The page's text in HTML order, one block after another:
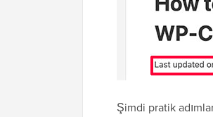
Şimdi pratik